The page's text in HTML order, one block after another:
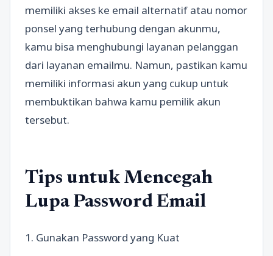
memiliki akses ke email alternatif atau nomor
ponsel yang terhubung dengan akunmu,
kamu bisa menghubungi layanan pelanggan
dari layanan emailmu. Namun, pastikan kamu
memiliki informasi akun yang cukup untuk
membuktikan bahwa kamu pemilik akun
tersebut.
Tips untuk Mencegah
Lupa Password Email
1. Gunakan Password yang Kuat